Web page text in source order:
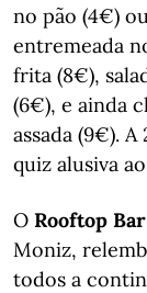
no pão (4€)
entremeada
frita (8€),
(6€), e ainda
assada (9€).
quiz alusiva
O Rooftop
Moniz,
todos a